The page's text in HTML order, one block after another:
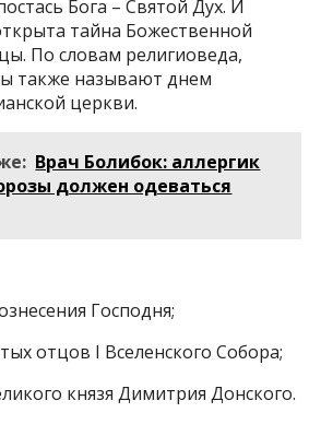
Бога – Святой Дух. И
тайна Божественной
По словам религиоведа,
также называют днем
церкви.
Врач Болибок: аллергик
должен одеваться
Господня;
отцов I Вселенского Собора;
князя Димитрия Донского.